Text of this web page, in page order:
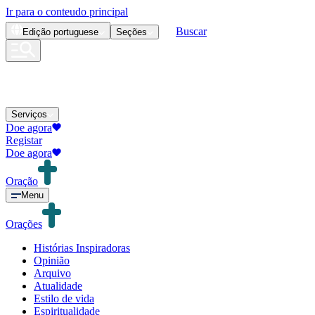
Ir para o conteudo principal
Edição portuguese Seções Buscar
Serviços
Doe agora
Registar
Doe agora
Oração
Menu
Orações
Histórias Inspiradoras
Opinião
Arquivo
Atualidade
Estilo de vida
Espiritualidade